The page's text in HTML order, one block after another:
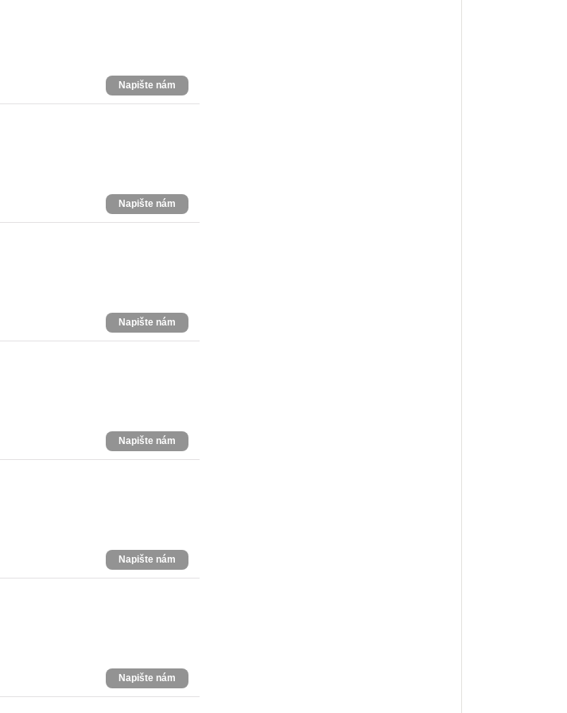
Napište nám
Napište nám
Napište nám
Napište nám
Napište nám
Napište nám